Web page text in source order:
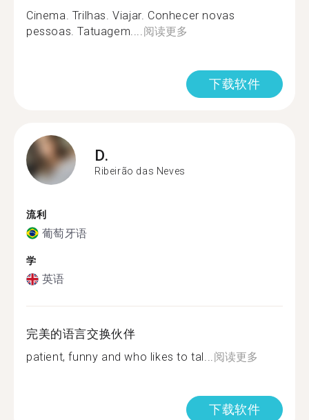
Cinema. Trilhas. Viajar. Conhecer novas
pessoas. Tatuagem....阅读更多
下载软件
D.
Ribeirão das Neves
流利
葡萄牙语
学
英语
完美的语言交换伙伴
patient, funny and who likes to tal...阅读更多
下载软件